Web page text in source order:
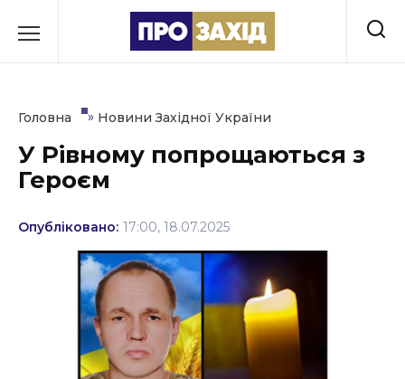
до
Культура
Освіта
Політика
Головна » Новини Західної України
У Рівному попрощаються з
Героєм
Опубліковано: 17:00, 18.07.2025